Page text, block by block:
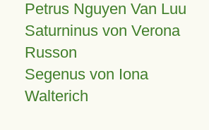
Petrus Nguyen Van Luu
Saturninus von Verona
Russon
Segenus von Iona
Walterich